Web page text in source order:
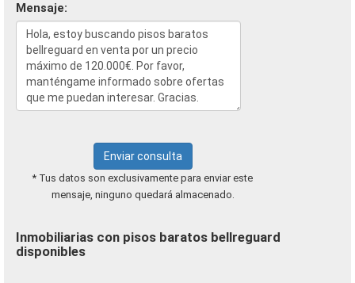
Mensaje:
Enviar consulta
* Tus datos son exclusivamente para enviar este
mensaje, ninguno quedará almacenado.
Inmobiliarias con pisos baratos bellreguard
disponibles